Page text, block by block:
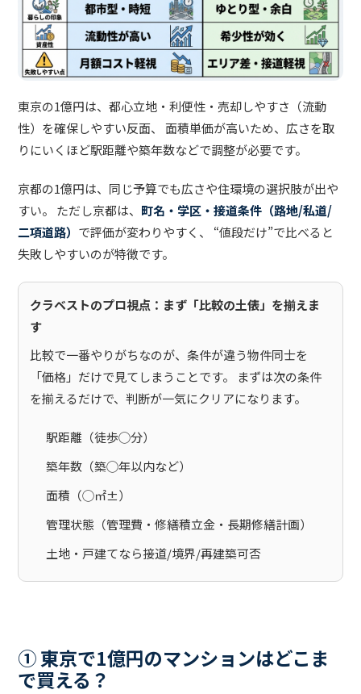
東京の1億円は、都心立地・利便性・売却しやすさ（流動
性）を確保しやすい反面、 面積単価が高いため、広さを取
りにいくほど駅距離や築年数などで調整が必要です。
京都の1億円は、同じ予算でも広さや住環境の選択肢が出や
すい。 ただし京都は、 町名・学区・接道条件（路地/私道/
二項道路） で評価が変わりやすく、 “値段だけ”で比べると
失敗しやすいのが特徴です。
クラベストのプロ視点：まず「比較の土俵」を揃えま
す
比較で一番やりがちなのが、条件が違う物件同士を
「価格」だけで見てしまうことです。 まずは次の条件
を揃えるだけで、判断が一気にクリアになります。
駅距離（徒歩◯分）
築年数（築◯年以内など）
面積（◯㎡±）
管理状態（管理費・修繕積立金・長期修繕計画）
土地・戸建てなら接道/境界/再建築可否
① 東京で1億円のマンションはどこま
で買える？